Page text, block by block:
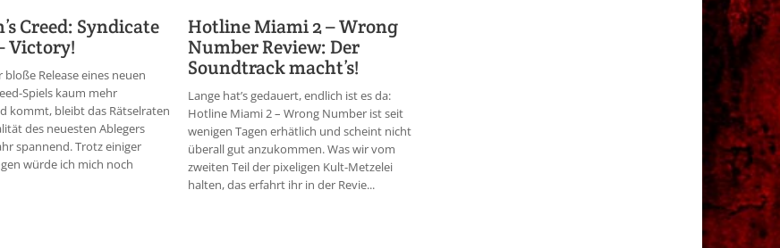
Creed: Syndicate
Victory!
Release eines neuen
Spiels kaum mehr
kommt, bleibt das Rätselraten
des neuesten Ablegers
spannend. Trotz einiger
würde ich mich noch
Hotline Miami 2 – Wrong
Number Review: Der
Soundtrack macht’s!
Lange hat’s gedauert, endlich ist es da:
Hotline Miami 2 – Wrong Number ist seit
wenigen Tagen erhätlich und scheint nicht
überall gut anzukommen. Was wir vom
zweiten Teil der pixeligen Kult-Metzelei
halten, das erfahrt ihr in der Revie...